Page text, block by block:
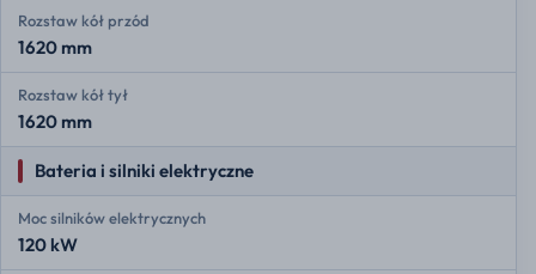
Rozstaw kół przód
1620 mm
Rozstaw kół tył
1620 mm
Bateria i silniki elektryczne
Moc silników elektrycznych
120 kW